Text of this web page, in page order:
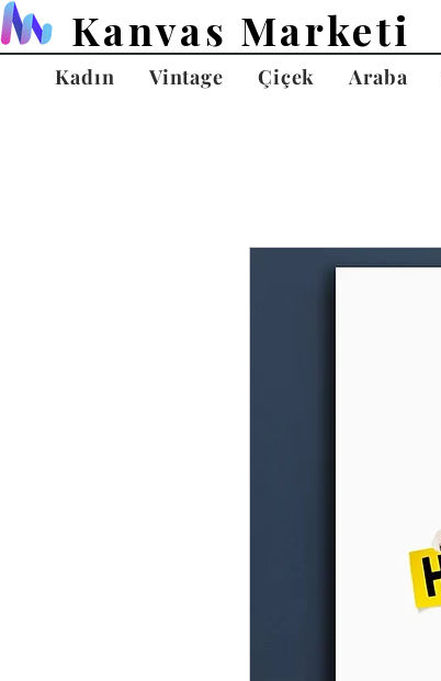
Kanvas Marketi
Kadın
Vintage Çiçek Araba